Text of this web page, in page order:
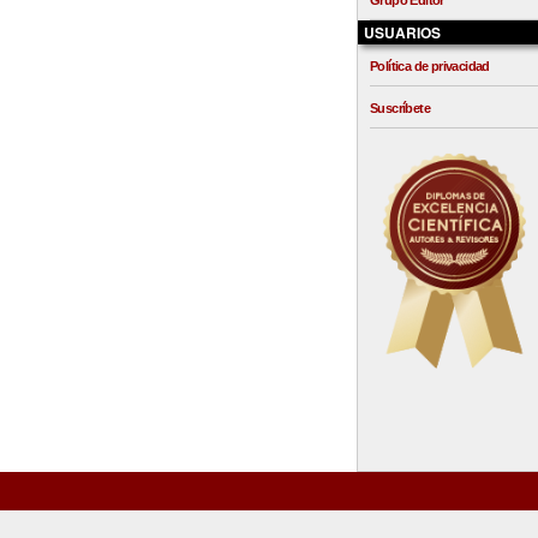
USUARIOS
Política de privacidad
Suscríbete